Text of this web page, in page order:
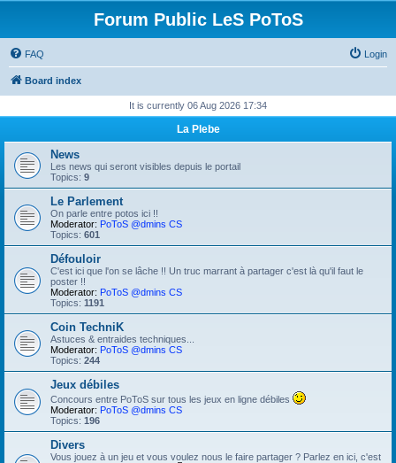
Forum Public LeS PoToS
FAQ Login
Board index
It is currently 06 Aug 2026 17:34
La Plebe
News
Les news qui seront visibles depuis le portail
Topics: 9
Le Parlement
On parle entre potos ici !!
Moderator: PoToS @dmins CS
Topics: 601
Défouloir
C'est ici que l'on se lâche !! Un truc marrant à partager c'est là qu'il faut le
poster !!
Moderator: PoToS @dmins CS
Topics: 1191
Coin TechniK
Astuces & entraides techniques...
Moderator: PoToS @dmins CS
Topics: 244
Jeux débiles
Concours entre PoToS sur tous les jeux en ligne débiles
Moderator: PoToS @dmins CS
Topics: 196
Divers
Vous jouez à un jeu et vous voulez nous le faire partager ? Parlez en ici, c'est